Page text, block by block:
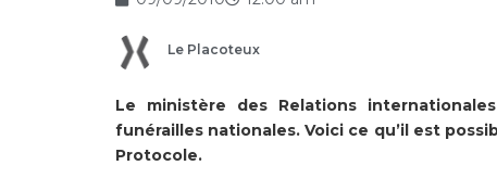
Le Placoteux
Le ministère des Relations
funérailles nationales. Voici ce qu’il est
Protocole.